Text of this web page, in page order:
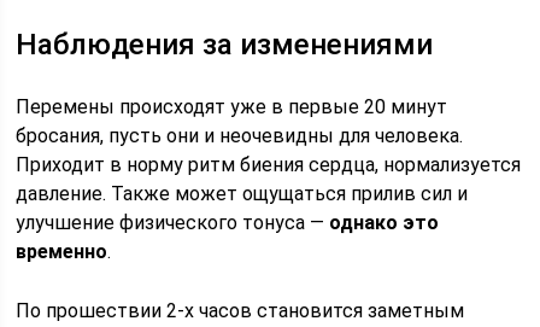
Наблюдения за изменениями
Перемены происходят уже в первые 20 минут
бросания, пусть они и неочевидны для человека.
Приходит в норму ритм биения сердца, нормализуется
давление. Также может ощущаться прилив сил и
улучшение физического тонуса — однако это
временно.
По прошествии 2-х часов становится заметным